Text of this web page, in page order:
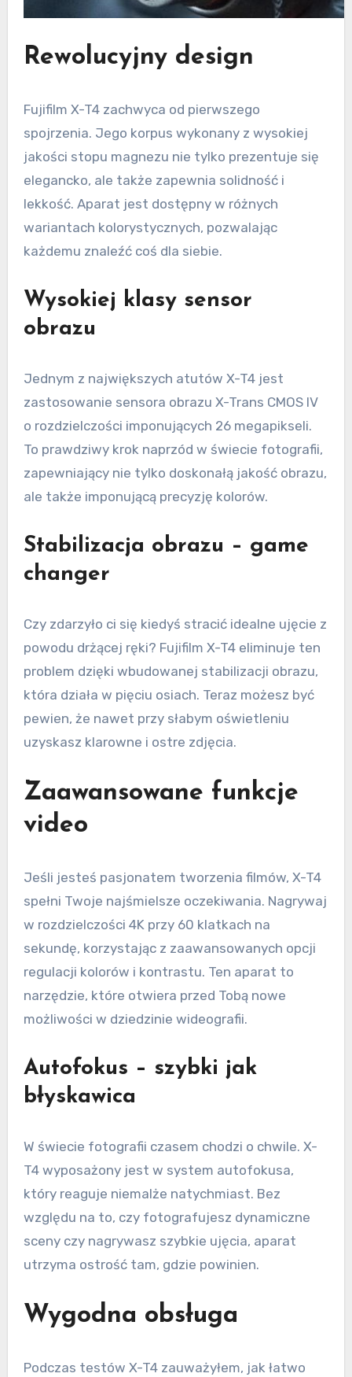
Rewolucyjny design
Fujifilm X-T4 zachwyca od pierwszego
spojrzenia. Jego korpus wykonany z wysokiej
jakości stopu magnezu nie tylko prezentuje się
elegancko, ale także zapewnia solidność i
lekkość. Aparat jest dostępny w różnych
wariantach kolorystycznych, pozwalając
każdemu znaleźć coś dla siebie.
Wysokiej klasy sensor
obrazu
Jednym z największych atutów X-T4 jest
zastosowanie sensora obrazu X-Trans CMOS IV
o rozdzielczości imponujących 26 megapikseli.
To prawdziwy krok naprzód w świecie fotografii,
zapewniający nie tylko doskonałą jakość obrazu,
ale także imponującą precyzję kolorów.
Stabilizacja obrazu – game
changer
Czy zdarzyło ci się kiedyś stracić idealne ujęcie z
powodu drżącej ręki? Fujifilm X-T4 eliminuje ten
problem dzięki wbudowanej stabilizacji obrazu,
która działa w pięciu osiach. Teraz możesz być
pewien, że nawet przy słabym oświetleniu
uzyskasz klarowne i ostre zdjęcia.
Zaawansowane funkcje
video
Jeśli jesteś pasjonatem tworzenia filmów, X-T4
spełni Twoje najśmielsze oczekiwania. Nagrywaj
w rozdzielczości 4K przy 60 klatkach na
sekundę, korzystając z zaawansowanych opcji
regulacji kolorów i kontrastu. Ten aparat to
narzędzie, które otwiera przed Tobą nowe
możliwości w dziedzinie wideografii.
Autofokus – szybki jak
błyskawica
W świecie fotografii czasem chodzi o chwile. X-
T4 wyposażony jest w system autofokusa,
który reaguje niemalże natychmiast. Bez
względu na to, czy fotografujesz dynamiczne
sceny czy nagrywasz szybkie ujęcia, aparat
utrzyma ostrość tam, gdzie powinien.
Wygodna obsługa
Podczas testów X-T4 zauważyłem, jak łatwo